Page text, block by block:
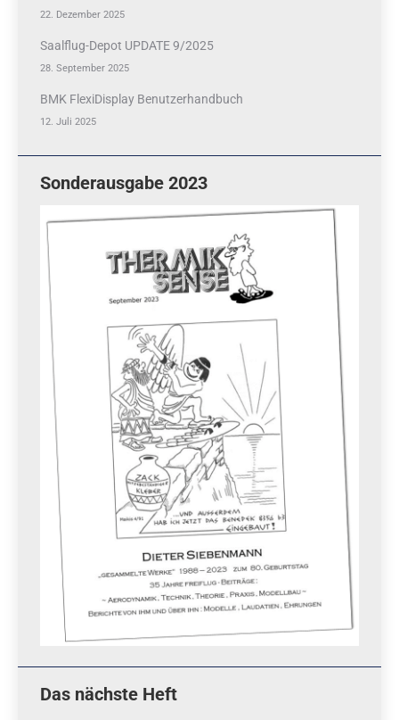
22. Dezember 2025
Saalflug-Depot UPDATE 9/2025
28. September 2025
BMK FlexiDisplay Benutzerhandbuch
12. Juli 2025
Sonderausgabe 2023
Das nächste Heft